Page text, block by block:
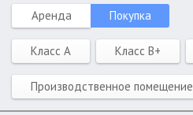
Аренда Покупка
Класс A Класс B+
Производственное помещение